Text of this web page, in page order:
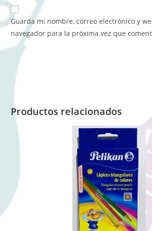
Guarda mi nombre, correo electrónico y
navegador para la próxima vez que
Productos relacionados